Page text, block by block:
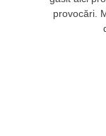
provocări.